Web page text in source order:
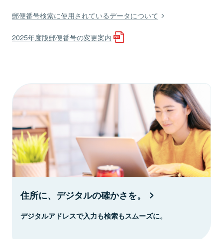
郵便番号検索に使用されているデータについて
2025年度版郵便番号の変更案内
住所に、デジタルの確かさを。
デジタルアドレスで入力も検索もスムーズに。